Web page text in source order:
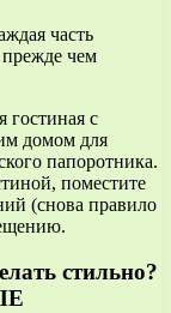
часть
чем
гостиная с
домом для
папоротника.
поместите
(снова правило
стильно?